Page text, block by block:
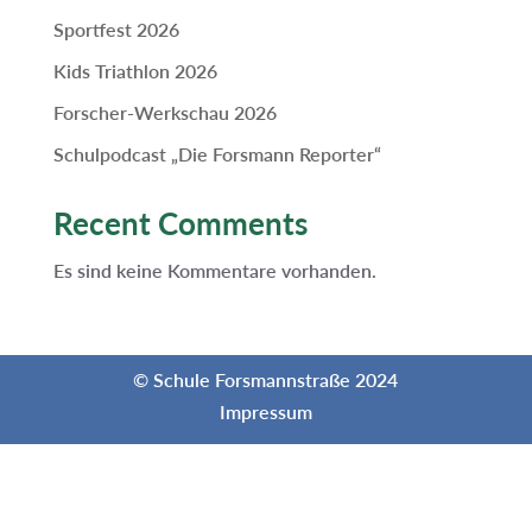
Sportfest 2026
Kids Triathlon 2026
Forscher-Werkschau 2026
Schulpodcast „Die Forsmann Reporter“
Recent Comments
Es sind keine Kommentare vorhanden.
© Schule Forsmannstraße 2024
Impressum